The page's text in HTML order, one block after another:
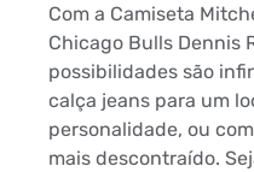
Com a Camiseta
Chicago Bulls Dennis
possibilidades são
calça jeans para um
personalidade, ou
mais descontraído.